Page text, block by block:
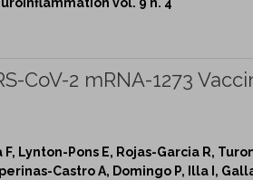
CoV-2 mRNA-1273
Lynton-Pons E, Rojas-Garcia R,
Castro A, Domingo P, Illa I,